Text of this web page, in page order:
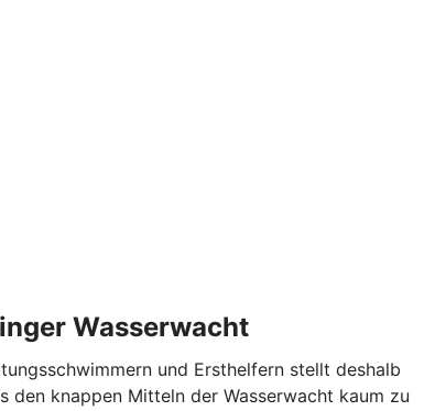
Wasserwacht
und Ersthelfern stellt deshalb
den knappen Mitteln der Wasserwacht kaum zu